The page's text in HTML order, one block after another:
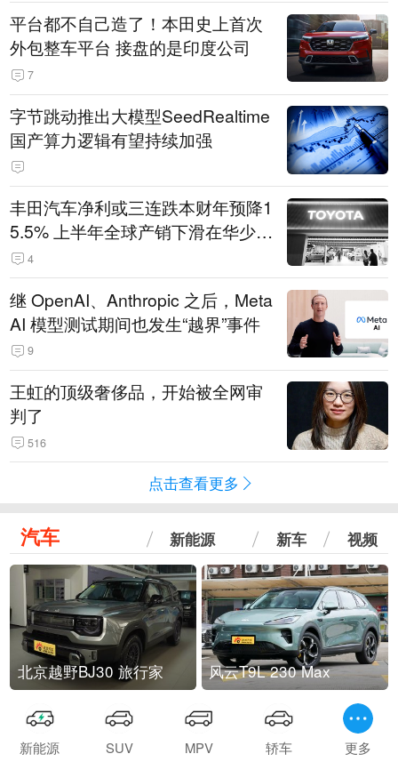
平台都不自己造了！本田史上首次
外包整车平台 接盘的是印度公司
7
字节跳动推出大模型SeedRealtime
国产算力逻辑有望持续加强
丰田汽车净利或三连跌本财年预降1
5.5% 上半年全球产销下滑在华少卖
14.3万辆
4
继 OpenAI、Anthropic 之后，Meta
AI 模型测试期间也发生“越界”事件
9
王虹的顶级奢侈品，开始被全网审
判了
516
点击查看更多
汽车 新能源 新车 视频
北京越野BJ30 旅行家 风云T9L 230 Max
新能源 SUV MPV 轿车 更多